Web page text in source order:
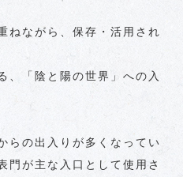
ねながら、保存・活用され
、「陰と陽の世界」への入
らの出入りが多くなってい
門が主な入口として使用さ